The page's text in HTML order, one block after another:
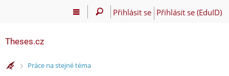
Přihlásit se Přihlásit se (EduID)
Theses.cz
>Práce na stejné téma